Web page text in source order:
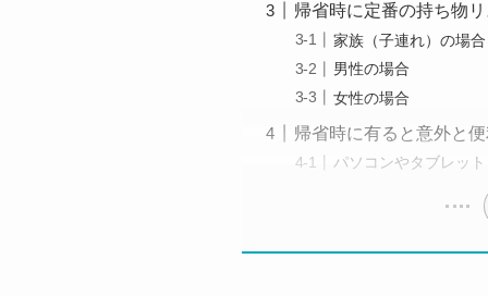
帰省時に定番の持ち物
家族（子連れ）の場合
男性の場合
女性の場合
帰省時に有ると意外と
パソコンやタブレット